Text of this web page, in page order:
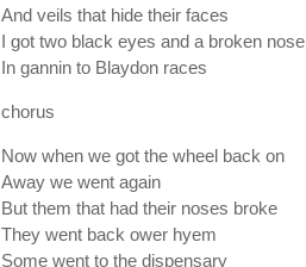
And veils that hide their faces
I got two black eyes and a broken nose
In gannin to Blaydon races
chorus
Now when we got the wheel back on
Away we went again
But them that had their noses broke
They went back ower hyem
Some went to the dispensary